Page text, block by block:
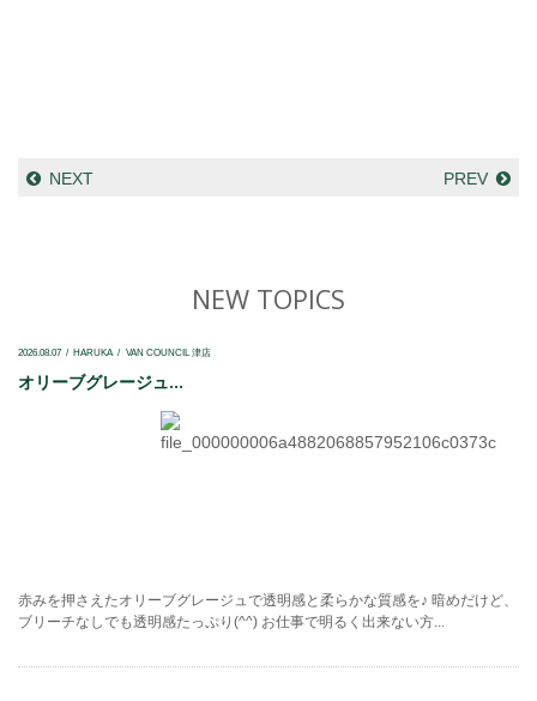
NEXT PREV
NEW TOPICS
2026.08.07 HARUKA VAN COUNCIL 津店
オリーブグレージュ...
赤みを押さえたオリーブグレージュで透明感と柔らかな質感を♪ 暗めだけど、
ブリーチなしでも透明感たっぷり(^^) お仕事で明るく出来ない方...